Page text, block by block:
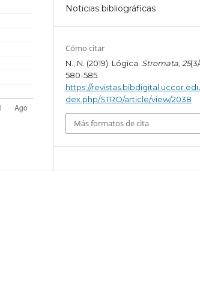
Noticias bibliográficas
Cómo citar
N., N. (2019). Lógica. Stromata 25(3/
580-585.
https://
dex.php/STRO/article/view/2038
Más formatos de cita